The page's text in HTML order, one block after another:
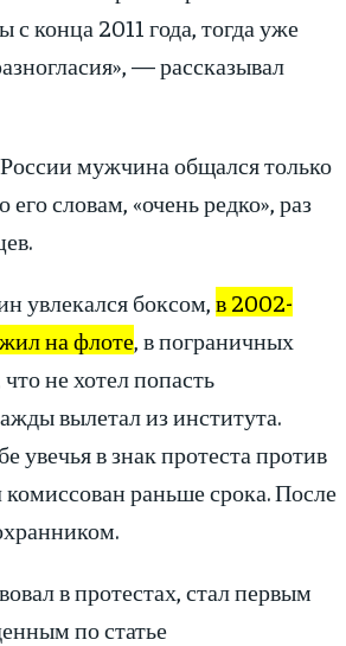
с конца 2011 года, тогда уже
— рассказывал
мужчина общался только
словам, «очень редко», раз
увлекался боксом, в 2002-
на флоте, в пограничных
не хотел попасть
вылетал из института.
увечья в знак протеста против
раньше срока. После
в протестах, стал первым
по статье